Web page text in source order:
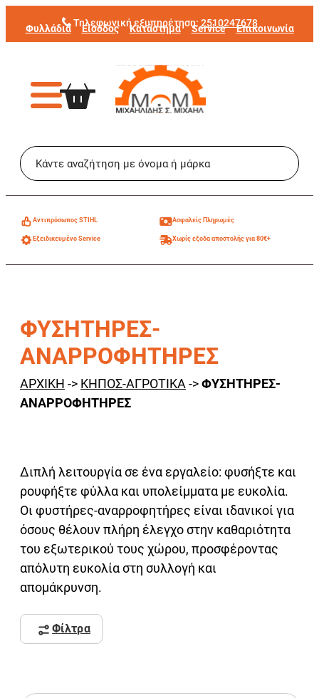
Μετάβαση
στο
Τηλεφωνική εξυπηρέτηση: 2510247678
Φυλλάδια Είσοδος Κατάστημα Service Επικοινωνία
Aντιπρόσωπος STIHL Ασφαλείς Πληρωμές
Εξειδικευμένο Service Χωρίς εξοδα αποστολής για 80€+
ΦΥΣΗΤΗΡΕΣ-
ΑΝΑΡΡΟΦΗΤΗΡΕΣ
ΑΡΧΙΚΗ -> ΚΗΠΟΣ-ΑΓΡΟΤΙΚΑ ->ΦΥΣΗΤΗΡΕΣ-
ΑΝΑΡΡΟΦΗΤΗΡΕΣ
Διπλή λειτουργία σε ένα εργαλείο: φυσήξτε και
ρουφήξτε φύλλα και υπολείμματα με ευκολία.
Οι φυστήρες-αναρροφητήρες είναι ιδανικοί για
όσους θέλουν πλήρη έλεγχο στην καθαριότητα
του εξωτερικού τους χώρου, προσφέροντας
απόλυτη ευκολία στη συλλογή και
απομάκρυνση.
Φίλτρα